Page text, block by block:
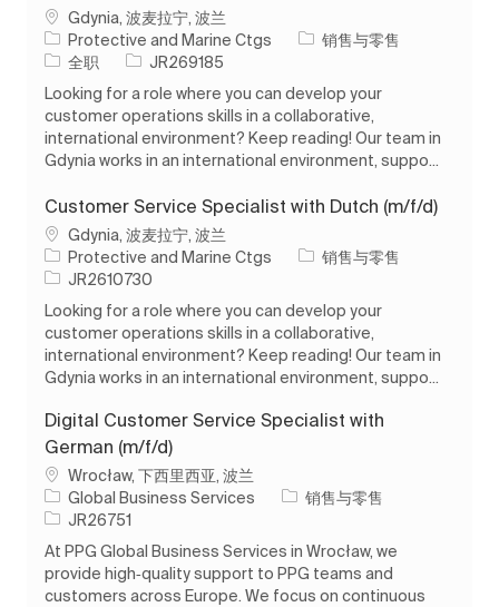
位置Gdynia, 波麦拉宁, 波兰
Protective and Marine Ctgs
类别销售与零售
工作类型
全职 作业 ID
JR269185
Looking for a role where you can develop your
customer operations skills in a collaborative,
international environment? Keep reading! Our team in
Gdynia works in an international environment, suppo...
Customer Service Specialist with Dutch (m/f/d)
位置Gdynia, 波麦拉宁, 波兰
Protective and Marine Ctgs
类别销售与零售
作业 ID
JR2610730
Looking for a role where you can develop your
customer operations skills in a collaborative,
international environment? Keep reading! Our team in
Gdynia works in an international environment, suppo...
Digital Customer Service Specialist with
German (m/f/d)
位置Wrocław, 下西里西亚, 波兰
Global Business Services
类别销售与零售
作业 ID
JR26751
At PPG Global Business Services in Wrocław, we
provide high‑quality support to PPG teams and
customers across Europe. We focus on continuous